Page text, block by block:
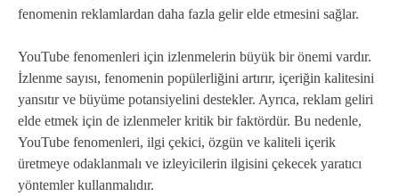
fenomenin reklamlardan daha fazla gelir elde etmesini sağlar.
YouTube fenomenleri için izlenmelerin büyük bir önemi vardır.
İzlenme sayısı, fenomenin popülerliğini artırır, içeriğin kalitesini
yansıtır ve büyüme potansiyelini destekler. Ayrıca, reklam geliri
elde etmek için de izlenmeler kritik bir faktördür. Bu nedenle,
YouTube fenomenleri, ilgi çekici, özgün ve kaliteli içerik
üretmeye odaklanmalı ve izleyicilerin ilgisini çekecek yaratıcı
yöntemler kullanmalıdır.